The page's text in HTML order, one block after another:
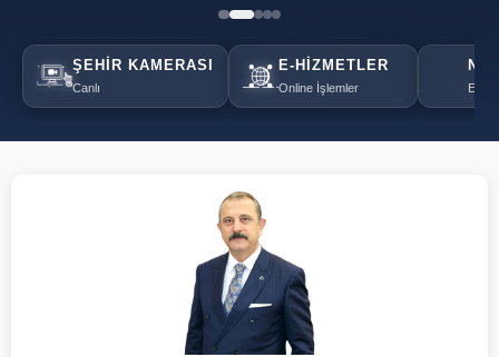
ŞEHIR KAMERASI
Canlı
E-HIZMETLER
Online İşlemler